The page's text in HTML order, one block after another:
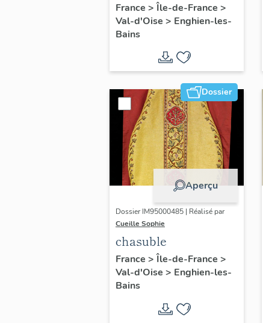
France > Île-de-France >
Val-d'Oise > Enghien-les-
Bains
Dossier
Aperçu
Dossier IM95000485 | Réalisé par
Cueille Sophie
chasuble
France > Île-de-France >
Val-d'Oise > Enghien-les-
Bains